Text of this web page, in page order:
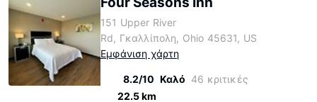
151 Upper River
Rd, Γκαλλίπολη, Ohio 45631, US
Εμφάνιση χάρτη
8.2/10 Καλό 46 κριτικές
22.5 km